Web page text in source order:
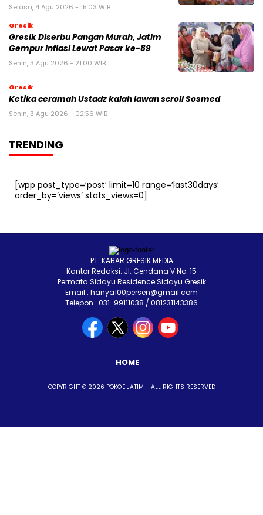
Selasa, 4 Agu 2026 - 15:03 WIB
Gresik
Gresik Diserbu Pangan Murah, Jatim
Gempur Inflasi Lewat Pasar ke-89
Senin, 3 Agu 2026 - 21:00 WIB
Gresik
Ketika ceramah Ustadz kalah lawan scroll Sosmed
Senin, 3 Agu 2026 - 02:56 WIB
TRENDING
[wpp post_type=’post’ limit=10 range=’last30days’
order_by=’views’ stats_views=0]
PT. KABAR GRESIK MEDIA
Kantor Redaksi: Jl. Cendana V No. 15
Permata Sidayu Residence Sidayu Gresik
Email : hanya100persen@gmail.com
Telepon : 031-99111038 / 081231143386
HOME
COPYRIGHT © 2026 POKO'E JATIM - ALL RIGHTS RESERVED